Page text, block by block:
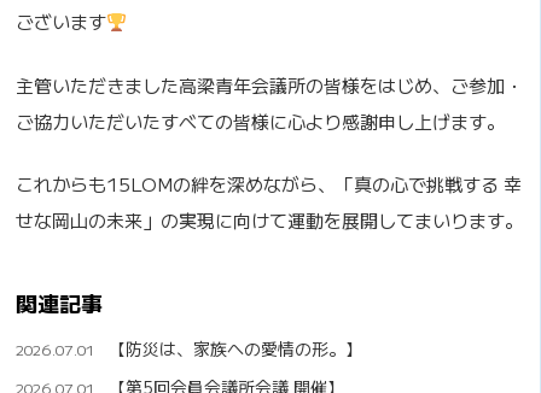
ございます
主管いただきました高梁青年会議所の皆様をはじめ、ご参加・
ご協力いただいたすべての皆様に心より感謝申し上げます。
これからも15LOMの絆を深めながら、「真の心で挑戦する 幸
せな岡山の未来」の実現に向けて運動を展開してまいります。
関連記事
2026.07.01 【防災は、家族への愛情の形。】
2026.07.01 【第5回会員会議所会議 開催】